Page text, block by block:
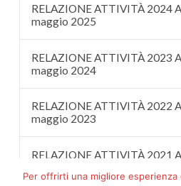
RELAZIONE ATTIVITÀ 2024
maggio 2025
RELAZIONE ATTIVITÀ 2023
maggio 2024
RELAZIONE ATTIVITÀ 2022
maggio 2023
RELAZIONE ATTIVITÀ 2021
Per offrirti una migliore